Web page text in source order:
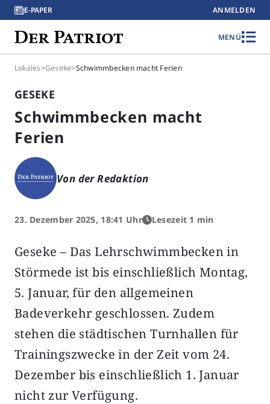
E-PAPER ANMELDEN
MENÜ
Lokales>Geseke>Schwimmbecken macht Ferien
GESEKE
Schwimmbecken macht
Ferien
Von der Redaktion
23. Dezember 2025, 18:41 Uhr Lesezeit 1 min
Geseke – Das Lehrschwimmbecken in
Störmede ist bis einschließlich Montag,
5. Januar, für den allgemeinen
Badeverkehr geschlossen. Zudem
stehen die städtischen Turnhallen für
Trainingszwecke in der Zeit vom 24.
Dezember bis einschließlich 1. Januar
nicht zur Verfügung.